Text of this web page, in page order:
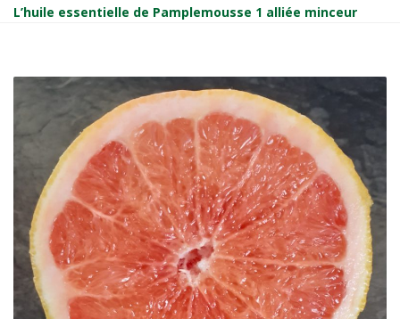
L’huile essentielle de Pamplemousse 1 alliée minceur